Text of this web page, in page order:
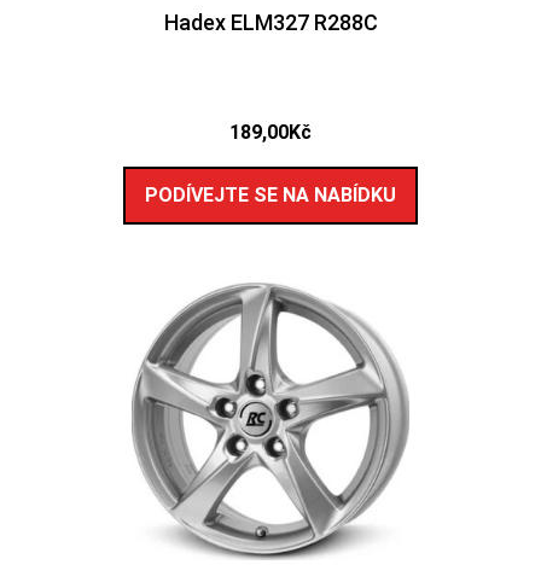
Hadex ELM327 R288C
189,00Kč
PODÍVEJTE SE NA NABÍDKU